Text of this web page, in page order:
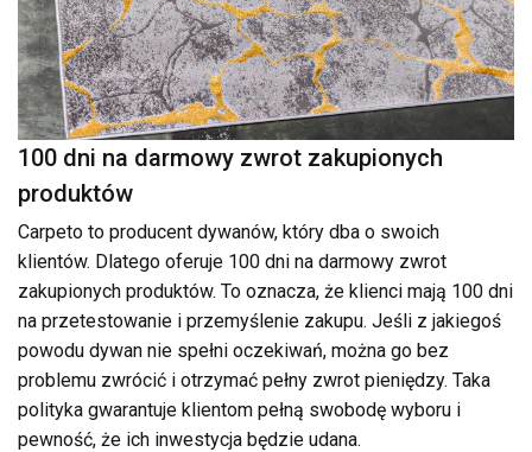
100 dni na darmowy zwrot zakupionych
produktów
Carpeto to producent dywanów, który dba o swoich
klientów. Dlatego oferuje 100 dni na darmowy zwrot
zakupionych produktów. To oznacza, że klienci mają 100 dni
na przetestowanie i przemyślenie zakupu. Jeśli z jakiegoś
powodu dywan nie spełni oczekiwań, można go bez
problemu zwrócić i otrzymać pełny zwrot pieniędzy. Taka
polityka gwarantuje klientom pełną swobodę wyboru i
pewność, że ich inwestycja będzie udana.